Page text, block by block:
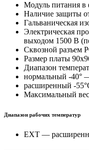
Модуль питания в
Наличие защиты
Гальваническая
Электрическая
выходом 1500 В
Сквозной разъем
Размер платы
Диапазон
нормальный -40°
расширенный -
Максимальный вес
Диапазон рабочих температур
EXT —